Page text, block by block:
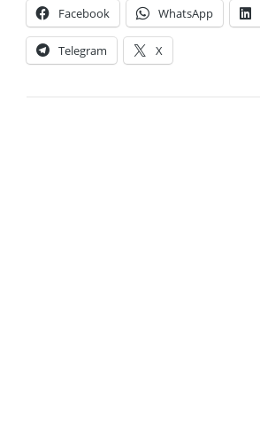
Facebook WhatsApp
Telegram X